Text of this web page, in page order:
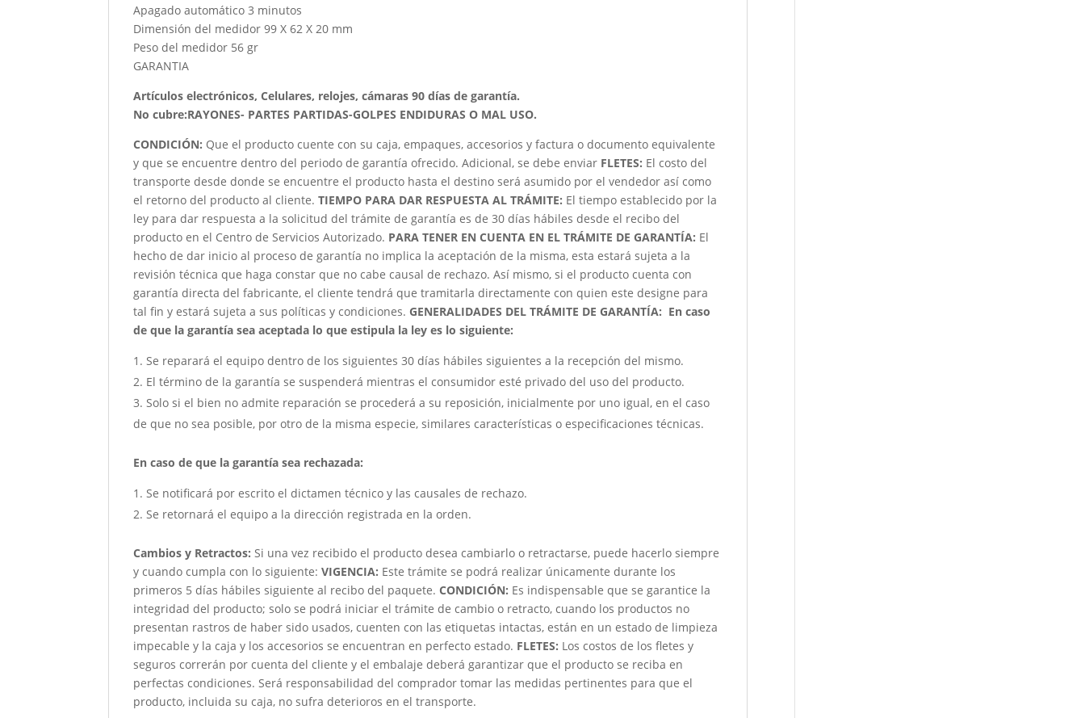
Apagado automático 3 minutos
Dimensión del medidor 99 X 62 X 20 mm
Peso del medidor 56 gr
GARANTIA
Artículos electrónicos, Celulares, relojes, cámaras 90 días de garantía.
No cubre:RAYONES- PARTES PARTIDAS-GOLPES ENDIDURAS O MAL USO.
CONDICIÓN: Que el producto cuente con su caja, empaques, accesorios y factura o documento equivalente
y que se encuentre dentro del periodo de garantía ofrecido. Adicional, se debe enviar FLETES: El costo del
transporte desde donde se encuentre el producto hasta el destino será asumido por el vendedor así como
el retorno del producto al cliente.TIEMPO PARA DAR RESPUESTA AL TRÁMITE: El tiempo establecido por la
ley para dar respuesta a la solicitud del trámite de garantía es de 30 días hábiles desde el recibo del
producto en el Centro de Servicios Autorizado. PARA TENER EN CUENTA EN EL TRÁMITE DE GARANTÍA: El
hecho de dar inicio al proceso de garantía no implica la aceptación de la misma, esta estará sujeta a la
revisión técnica que haga constar que no cabe causal de rechazo. Así mismo, si el producto cuenta con
garantía directa del fabricante, el cliente tendrá que tramitarla directamente con quien este designe para
tal fin y estará sujeta a sus políticas y condiciones.GENERALIDADES DEL TRÁMITE DE GARANTÍA: En caso
de que la garantía sea aceptada lo que estipula la ley es lo siguiente:
Se reparará el equipo dentro de los siguientes 30 días hábiles siguientes a la recepción del mismo.
El término de la garantía se suspenderá mientras el consumidor esté privado del uso del producto.
Solo si el bien no admite reparación se procederá a su reposición, inicialmente por uno igual, en el caso
de que no sea posible, por otro de la misma especie, similares características o especificaciones técnicas.
En caso de que la garantía sea rechazada:
Se notificará por escrito el dictamen técnico y las causales de rechazo.
Se retornará el equipo a la dirección registrada en la orden.
Cambios y Retractos: Si una vez recibido el producto desea cambiarlo o retractarse, puede hacerlo siempre
y cuando cumpla con lo siguiente:VIGENCIA: Este trámite se podrá realizar únicamente durante los
primeros 5 días hábiles siguiente al recibo del paquete.CONDICIÓN: Es indispensable que se garantice la
integridad del producto; solo se podrá iniciar el trámite de cambio o retracto, cuando los productos no
presentan rastros de haber sido usados, cuenten con las etiquetas intactas, están en un estado de limpieza
impecable y la caja y los accesorios se encuentran en perfecto estado. FLETES: Los costos de los fletes y
seguros correrán por cuenta del cliente y el embalaje deberá garantizar que el producto se reciba en
perfectas condiciones. Será responsabilidad del comprador tomar las medidas pertinentes para que el
producto, incluida su caja, no sufra deterioros en el transporte.